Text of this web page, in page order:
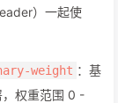
）一起使
weight ：基
，权重范围 0 -